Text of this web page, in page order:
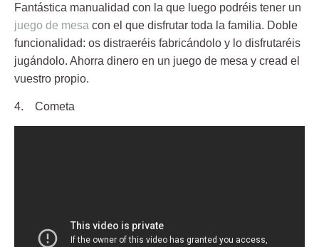
Fantástica manualidad con la que luego podréis tener un
juego de mesa con el que disfrutar toda la familia. Doble
funcionalidad: os distraeréis fabricándolo y lo disfrutaréis
jugándolo. Ahorra dinero en un juego de mesa y cread el
vuestro propio.
4. Cometa